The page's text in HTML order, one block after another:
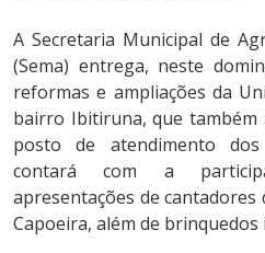
A Secretaria Municipal de
(Sema) entrega, neste
reformas e ampliações da
bairro Ibitiruna, que também
posto de atendimento
contará com a
apresentações de
Capoeira, além de brinquedos